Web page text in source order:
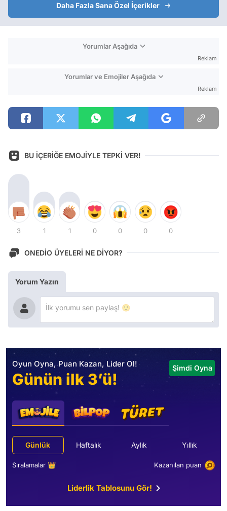
Daha Fazla Sana Özel İçerikler
Yorumlar Aşağıda
Reklam
Yorumlar ve Emojiler Aşağıda
Reklam
BU İÇERİĞE EMOJİYLE TEPKİ VER!
3 1 1 0 0 0 0
ONEDİO ÜYELERİ NE DİYOR?
Yorum Yazın
Oyun Oyna, Puan Kazan, Lider Ol!
Günün ilk 3’ü!
Şimdi Oyna
Günlük Haftalık Aylık Yıllık
Sıralamalar 👑 Kazanılan puan
Liderlik Tablosunu Gör!